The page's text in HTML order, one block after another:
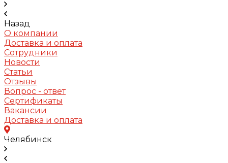
Назад
О компании
Доставка и оплата
Сотрудники
Новости
Статьи
Отзывы
Вопрос - ответ
Сертификаты
Вакансии
Доставка и оплата
Челябинск